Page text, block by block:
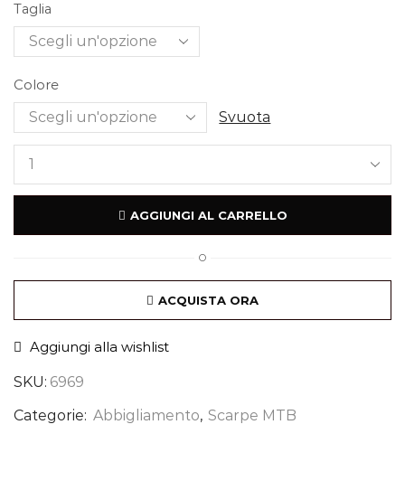
Taglia
Colore
Svuota
AGGIUNGI AL CARRELLO
O
ACQUISTA ORA
Aggiungi alla wishlist
SKU: 6969
Categorie: Abbigliamento, Scarpe MTB